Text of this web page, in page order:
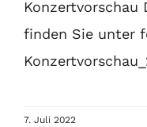
Konzertvorschau
finden Sie unter
7. Juli 2022